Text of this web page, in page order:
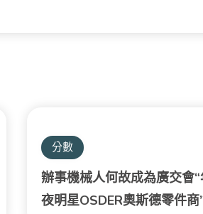
分數
辦事機械人何故成為廣交會
夜明星OSDER奧斯德零件商